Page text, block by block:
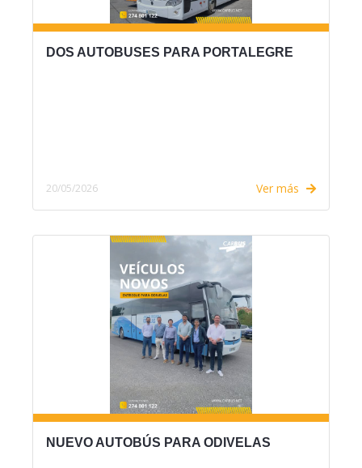
DOS AUTOBUSES PARA PORTALEGRE
20/05/2026 Ver más
NUEVO AUTOBÚS PARA ODIVELAS